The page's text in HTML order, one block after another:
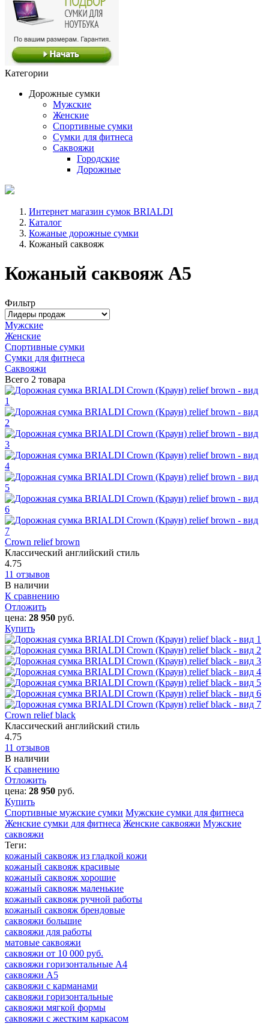
Категории
Дорожные сумки
Мужские
Женские
Спортивные сумки
Сумки для фитнеса
Саквояжи
Городские
Дорожные
Интернет магазин сумок BRIALDI
Каталог
Кожаные дорожные сумки
Кожаный саквояж
Кожаный саквояж А5
Фильтр
Мужские
Женские
Спортивные сумки
Сумки для фитнеса
Саквояжи
Всего 2 товара
Crown relief brown
Классический английский стиль
4.75
11 отзывов
В наличии
К сравнению
Отложить
цена: 28 950 руб.
Купить
Crown relief black
Классический английский стиль
4.75
11 отзывов
В наличии
К сравнению
Отложить
цена: 28 950 руб.
Купить
Спортивные мужские сумки Мужские сумки для фитнеса
Женские сумки для фитнеса Женские саквояжи Мужские
саквояжи
Теги:
кожаный саквояж из гладкой кожи
кожаный саквояж красивые
кожаный саквояж хорошие
кожаный саквояж маленькие
кожаный саквояж ручной работы
кожаный саквояж брендовые
саквояжи большие
саквояжи для работы
матовые саквояжи
саквояжи от 10 000 руб.
саквояжи горизонтальные А4
саквояжи А5
саквояжи с карманами
саквояжи горизонтальные
саквояжи мягкой формы
саквояжи с жестким каркасом